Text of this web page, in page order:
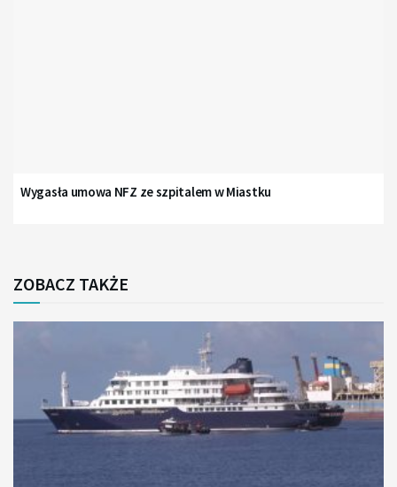
Wygasła umowa NFZ ze szpitalem w Miastku
ZOBACZ TAKŻE